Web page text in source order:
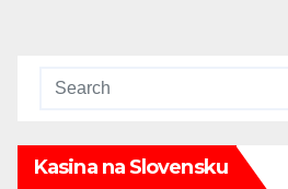
Kasina na Slovensku